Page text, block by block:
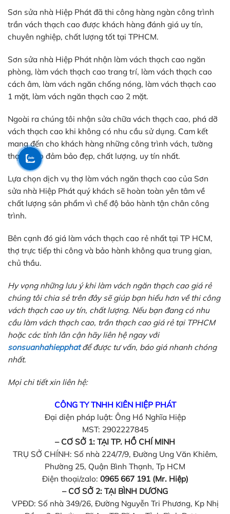
Sơn sửa nhà Hiệp Phát đã thi công hàng ngàn công trình
trần vách thạch cao được khách hàng đánh giá uy tín,
chuyên nghiệp, chất lượng tốt tại TPHCM.
Sơn sửa nhà Hiệp Phát nhận làm vách thạch cao ngăn
phòng, làm vách thạch cao trang trí, làm vách thạch cao
cách âm, làm vách ngăn chống nóng, làm vách thạch cao
1 mặt, làm vách ngăn thạch cao 2 mặt.
Ngoài ra chúng tôi nhận sửa chữa vách thạch cao, phá dỡ
vách thạch cao khi không có nhu cầu sử dụng. Cam kết
mang đến cho khách hàng những công trình vách, tường
thạch cao đảm bảo đẹp, chất lượng, uy tín nhất.
Lựa chọn dịch vụ thợ làm vách ngăn thạch cao của Sơn
sửa nhà Hiệp Phát quý khách sẽ hoàn toàn yên tâm về
chất lượng sản phẩm vì chế độ bảo hành tận chân công
trình.
Bên cạnh đó giá làm vách thạch cao rẻ nhất tại TP HCM,
thợ trực tiếp thi công và bảo hành không qua trung gian,
chủ thầu.
Hy vọng những lưu ý khi làm vách ngăn thạch cao giá rẻ
chúng tôi chia sẻ trên đây sẽ giúp bạn hiểu hơn về thi công
vách thạch cao uy tín, chất lượng. Nếu bạn đang có nhu
cầu làm vách thạch cao, trần thạch cao giá rẻ tại TPHCM
hoặc các tỉnh lân cận hãy liên hệ ngay với
sonsuanhahiepphatđể được tư vấn, báo giá nhanh chóng
nhất.
Mọi chi tiết xin liên hệ:
CÔNG TY TNHH KIÊN HIỆP PHÁT
Đại diện pháp luật: Ông Hồ Nghĩa Hiệp
MST: 2902227845
– CƠ SỞ 1: TẠI TP. HỒ CHÍ MINH
TRỤ SỞ CHÍNH: Số nhà 224/7/9, Đường Ung Văn Khiêm,
Phường 25, Quận Bình Thạnh, Tp HCM
Điện thoại/zalo: 0965 667 191(Mr. Hiệp)
– CƠ SỞ 2: TẠI BÌNH DƯƠNG
VPĐD: Số nhà 349/26, Đường Nguyễn Tri Phương, Kp Nhị